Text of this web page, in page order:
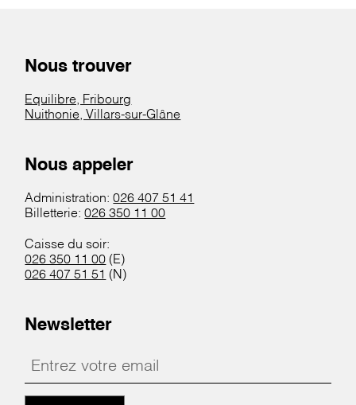
Nous trouver
Equilibre, Fribourg
Nuithonie, Villars-sur-Glâne
Nous appeler
Administration:026 407 51 41
Billetterie:026 350 11 00
Caisse du soir:
026 350 11 00 (E)
026 407 51 51 (N)
Newsletter